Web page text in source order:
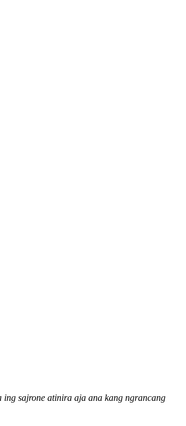
sajrone atinira aja ana kang ngrancang